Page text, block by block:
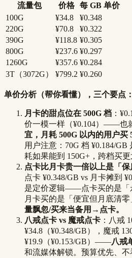
流量包 价格 每 GB 单价
100G
¥34.8
¥0.348
220G
¥70.8
¥0.322
390G
¥118.8 ¥0.305
800G
¥237.6 ¥0.297
1260G
¥357.6 ¥0.284
3T（3072G）
¥799.2 ¥0.260
单价分析（帮你看懂），三个要点：
月卡的甜点位在 500G 档 ：
价一模一样（¥0.104）——也
宜，月耗 500G 以内的用户买
用户注意：70G 档 ¥0.184/
耗如果能到 150G+，跨档买更
点卡比月卡贵一倍以上是「保
点卡 ¥0.348/GB vs 月卡摊到
是定价逻辑——点卡买的是「
月卡买的是「便宜但月底清零
量飘忽/买来当备用→点卡。
八戒点卡 vs 魔戒点卡 ：八戒
¥34.8（¥0.348/GB），魔戒
¥19.9（¥0.153/GB）——八戒
和流媒体解锁。预算优先、